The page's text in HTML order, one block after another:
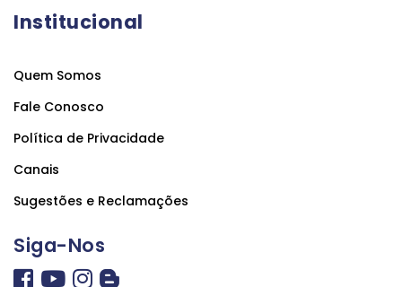
Institucional
Quem Somos
Fale Conosco
Política de Privacidade
Canais
Sugestões e Reclamações
Siga-Nos